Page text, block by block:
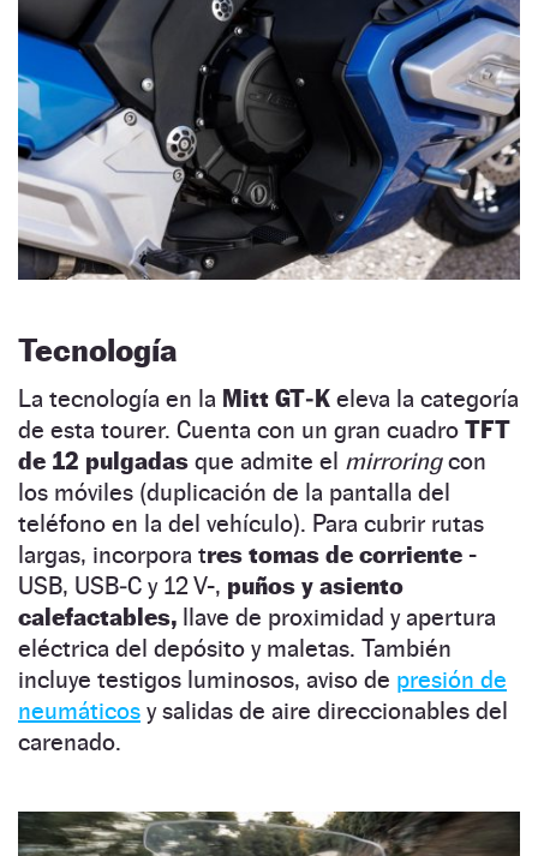
Tecnología
La tecnología en la Mitt GT‑K eleva la categoría
de esta tourer. Cuenta con un gran cuadro TFT
de 12 pulgadas que admite el mirroringcon
los móviles (duplicación de la pantalla del
teléfono en la del vehículo). Para cubrir rutas
largas, incorpora tres tomas de corriente -
USB, USB‑C y 12 V-, puños y asiento
calefactables, llave de proximidad y apertura
eléctrica del depósito y maletas. También
incluye testigos luminosos, aviso de presión de
neumáticos y salidas de aire direccionables del
carenado.